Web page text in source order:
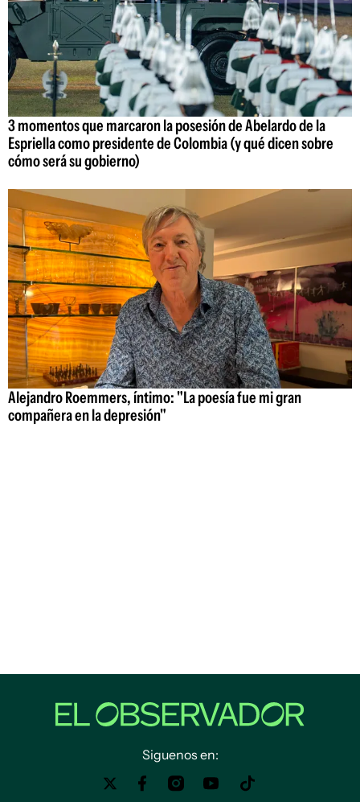
3 momentos que marcaron la posesión de Abelardo de la
Espriella como presidente de Colombia (y qué dicen sobre
cómo será su gobierno)
Alejandro Roemmers, íntimo: "La poesía fue mi gran
compañera en la depresión"
Siguenos en: